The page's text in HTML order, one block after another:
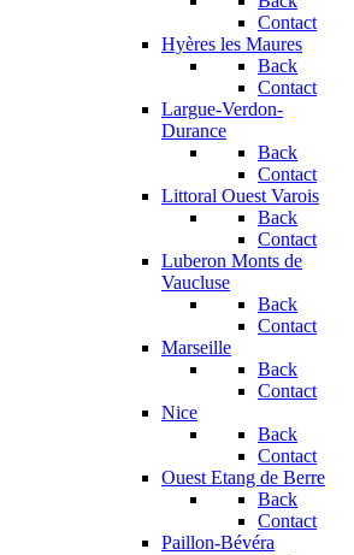
Contact
Hyères les Maures
Back
Contact
Largue-Verdon-
Durance
Back
Contact
Littoral Ouest Varois
Back
Contact
Luberon Monts de
Vaucluse
Back
Contact
Marseille
Back
Contact
Nice
Back
Contact
Ouest Etang de Berre
Back
Contact
Paillon-Bévéra